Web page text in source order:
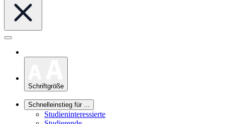
Schriftgröße
Schnelleinstieg für ...
Studieninteressierte